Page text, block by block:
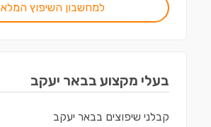
למחשבון השיפוץ המלא
בעלי מקצוע בבאר יעקב
קבלני שיפוצים בבאר יעקב